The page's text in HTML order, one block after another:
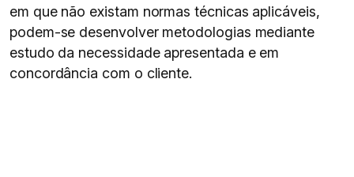
em que não existam normas técnicas aplicáveis,
podem-se desenvolver metodologias mediante
estudo da necessidade apresentada e em
concordância com o cliente.